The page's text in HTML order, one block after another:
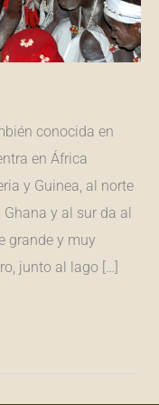
conocida en
en África
y Guinea, al norte
y al sur da al
grande y muy
junto al lago […]